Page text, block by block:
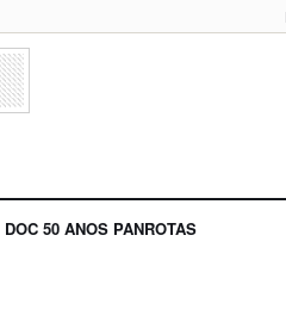
DOC 50 ANOS PANROTAS